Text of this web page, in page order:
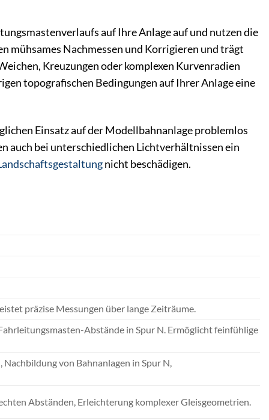
auf Ihre Anlage auf und nutzen die
mühsames Nachmessen und Korrigieren und trägt
Kreuzungen oder komplexen Kurvenradien
topografischen Bedingungen auf Ihrer Anlage eine
Einsatz auf der Modellbahnanlage problemlos
auch bei unterschiedlichen Lichtverhältnissen ein
nicht beschädigen.
präzise Messungen über lange Zeiträume.
Abstände in Spur N. Ermöglicht feinfühlige
von Bahnanlagen in Spur N,
Abständen, Erleichterung komplexer Gleisgeometrien.